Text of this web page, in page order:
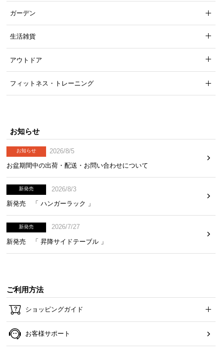
の中で、放散量が0.12mg/l以下の素材のみが獲得
できる、最も安全だと認定された等級になりま
す。
るだけですぐ使えます。
ねじを回すだけの簡単取り付け
取り付けは付属のねじで脚を固定するだけ。女性で
ガーデン
生活雑貨
アウトドア
フィットネス・トレーニング
お知らせ
お知らせ
2026/8/5
お盆期間中の出荷・配送・お問い合わせについて
新発売
2026/8/3
新発売 「 ハンガーラック 」
新発売
2026/7/27
新発売 「 昇降サイドテーブル 」
ご利用方法
ショッピングガイド
お客様サポート